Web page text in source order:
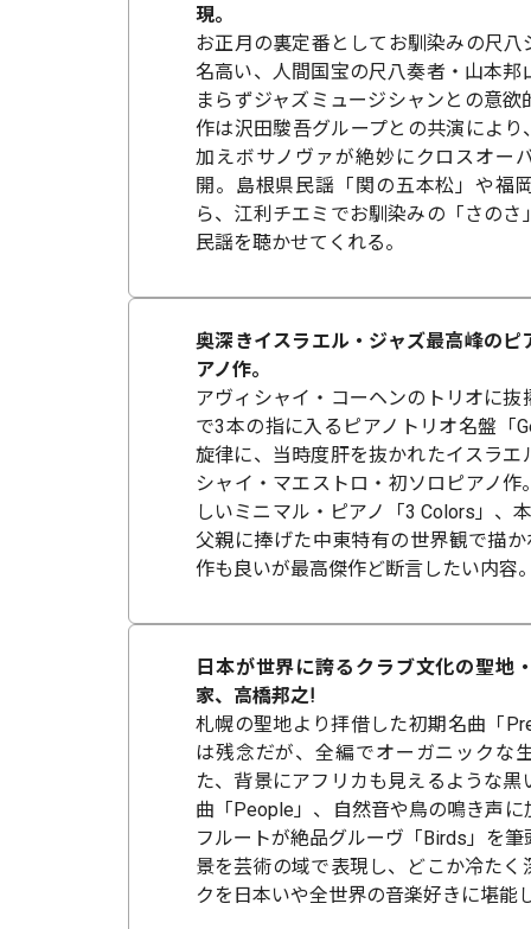
現。
お正月の裏定番としてお馴染みの尺八
名高い、人間国宝の尺八奏者・山本邦
まらずジャズミュージシャンとの意
作は沢田駿吾グループとの共演により
加えボサノヴァが絶妙にクロスオー
開。島根県民謡「関の五本松」や福
ら、江利チエミでお馴染みの「さの
民謡を聴かせてくれる。
奥深きイスラエル・ジャズ最高峰のピ
アノ作。
アヴィシャイ・コーヘンのトリオに抜
で3本の指に入るピアノトリオ名盤「
旋律に、当時度肝を抜かれたイスラエ
シャイ・マエストロ・初ソロピアノ
しいミニマル・ピアノ「3 Colors」、
父親に捧げた中東特有の世界観で描
作も良いが最高傑作ど断言したい内容
日本が世界に誇るクラブ文化の聖地
家、高橋邦之!
札幌の聖地より拝借した初期名曲「
は残念だが、全編でオーガニックな
た、背景にアフリカも見えるような
曲「People」、自然音や鳥の鳴き声
フルートが絶品グルーヴ「Birds」を
景を芸術の域で表現し、どこか冷たく
クを日本いや全世界の音楽好きに堪能